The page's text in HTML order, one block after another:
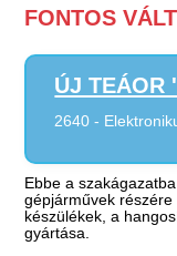
FONTOS
ÚJ TEÁOR
2640 -
Ebbe a
gépjárművek
készülékek, a
gyártása.